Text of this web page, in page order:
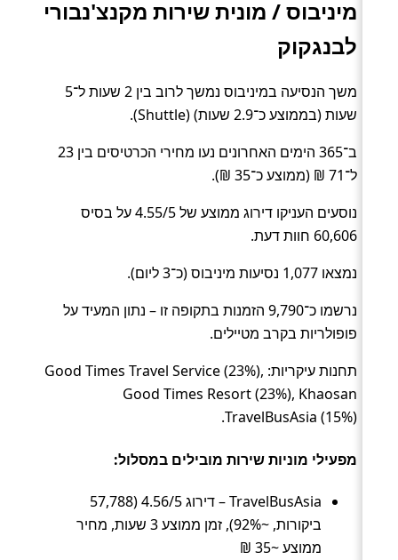
מיניבוס / מונית שירות מקנצ'נבורי
לבנגקוק
משך הנסיעה במיניבוס נמשך לרוב בין 2 שעות ל־5
שעות (בממוצע כ־2.9 שעות) (Shuttle).
ב־365 הימים האחרונים נעו מחירי הכרטיסים בין 23
ל־71 ₪ (ממוצע כ־35 ₪).
נוסעים העניקו דירוג ממוצע של 4.55/5 על בסיס
60,606 חוות דעת.
נמצאו 1,077 נסיעות מיניבוס (כ־3 ליום).
נרשמו כ־9,790 הזמנות בתקופה זו – נתון המעיד על
פופולריות בקרב מטיילים.
תחנות עיקריות: Good Times Travel Service (23%),
Good Times Resort (23%), Khaosan
TravelBusAsia (15%).
מפעילי מוניות שירות מובילים במסלול:
TravelBusAsia – דירוג 4.56/5 (57,788
ביקורות, ~92%), זמן ממוצע 3 שעות, מחיר
ממוצע ~35 ₪